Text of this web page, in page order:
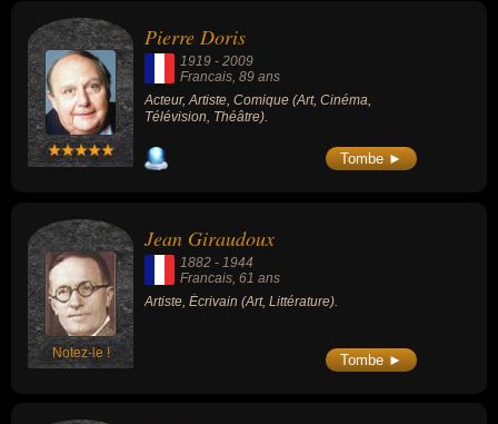
Pierre Doris
1919 - 2009
Francais, 89 ans
Acteur, Artiste, Comique (Art, Cinéma,
Télévision, Théâtre).
Tombe ►
Notez-le !
Jean Giraudoux
1882 - 1944
Francais , 61 ans
Artiste, Écrivain (Art, Littérature).
Tombe ►